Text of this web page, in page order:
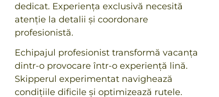
dedicat. Experiența exclusivă necesită
atenție la detalii și coordonare
profesionistă.
Echipajul profesionist transformă vacanța
dintr-o provocare într-o experiență lină.
Skipperul experimentat navighează
condițiile dificile și optimizează rutele.